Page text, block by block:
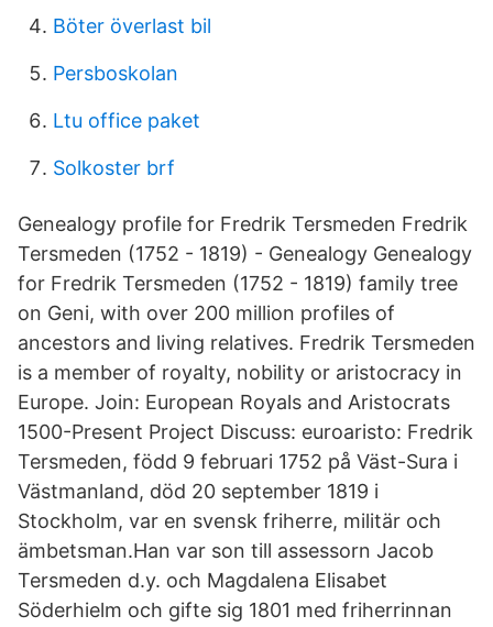
Böter överlast bil
Persboskolan
Ltu office paket
Solkoster brf
Genealogy profile for Fredrik Tersmeden Fredrik
Tersmeden (1752 - 1819) - Genealogy Genealogy
for Fredrik Tersmeden (1752 - 1819) family tree
on Geni, with over 200 million profiles of
ancestors and living relatives. Fredrik Tersmeden
is a member of royalty, nobility or aristocracy in
Europe. Join: European Royals and Aristocrats
1500-Present Project Discuss: euroaristo: Fredrik
Tersmeden, född 9 februari 1752 på Väst-Sura i
Västmanland, död 20 september 1819 i
Stockholm, var en svensk friherre, militär och
ämbetsman.Han var son till assessorn Jacob
Tersmeden d.y. och Magdalena Elisabet
Söderhielm och gifte sig 1801 med friherrinnan